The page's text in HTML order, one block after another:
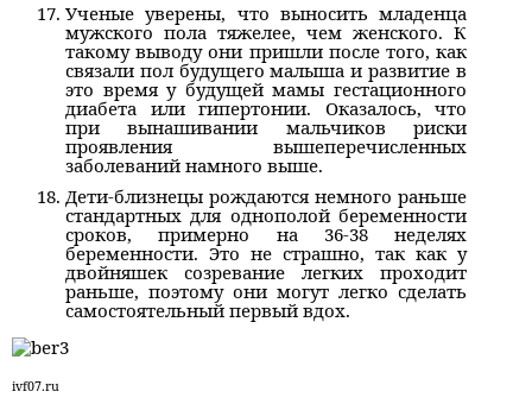
Ученые уверены, что выносить младенца
мужского пола тяжелее, чем женского. К
такому выводу они пришли после того, как
связали пол будущего малыша и развитие в
это время у будущей мамы гестационного
диабета или гипертонии. Оказалось, что
при вынашивании мальчиков риски
проявления вышеперечисленных
заболеваний намного выше.
Дети-близнецы рождаются немного раньше
стандартных для однополой беременности
сроков, примерно на 36-38 неделях
беременности. Это не страшно, так как у
двойняшек созревание легких проходит
раньше, поэтому они могут легко сделать
самостоятельный первый вдох.
ivf07.ru